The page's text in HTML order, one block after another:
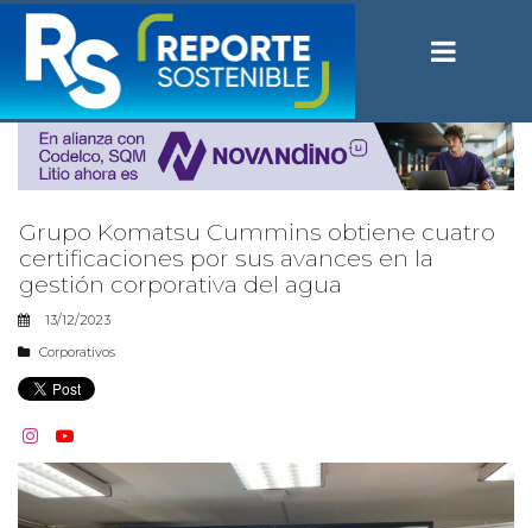
Grupo Komatsu Cummins obtiene cuatro
certificaciones por sus avances en la
gestión corporativa del agua
13/12/2023
Corporativos
 